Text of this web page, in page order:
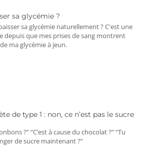
sa glycémie ?
sa glycémie naturellement ? C'est une
depuis que mes prises de sang montrent
ma glycémie à jeun.
de type 1 : non, ce n’est pas le sucre
?” “C’est à cause du chocolat ?” “Tu
de sucre maintenant ?”